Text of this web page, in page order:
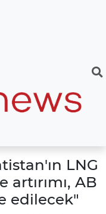
LNG
AB
edilecek"